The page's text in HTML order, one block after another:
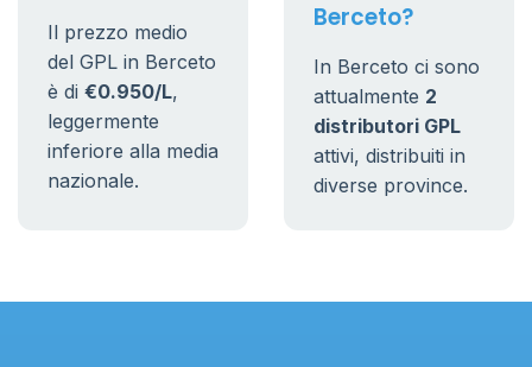
Il prezzo medio
del GPL in Berceto
è di €0.950/L,
leggermente
inferiore alla media
nazionale.
Berceto?
In Berceto ci sono
attualmente 2
distributori GPL
attivi, distribuiti in
diverse province.